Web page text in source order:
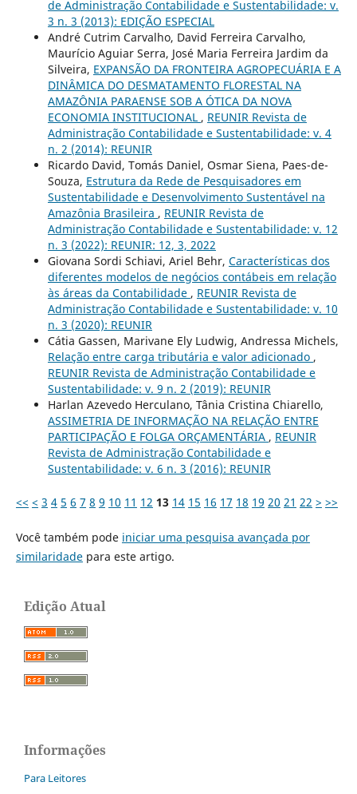
de Administração Contabilidade e Sustentabilidade: v.
3 n. 3 (2013): EDIÇÃO ESPECIAL
André Cutrim Carvalho, David Ferreira Carvalho,
Maurício Aguiar Serra, José Maria Ferreira Jardim da
Silveira, EXPANSÃO DA FRONTEIRA AGROPECUÁRIA E A
DINÂMICA DO DESMATAMENTO FLORESTAL NA
AMAZÔNIA PARAENSE SOB A ÓTICA DA NOVA
ECONOMIA INSTITUCIONAL , REUNIR Revista de
Administração Contabilidade e Sustentabilidade: v. 4
n. 2 (2014): REUNIR
Ricardo David, Tomás Daniel, Osmar Siena, Paes-de-
Souza, Estrutura da Rede de Pesquisadores em
Sustentabilidade e Desenvolvimento Sustentável na
Amazônia Brasileira , REUNIR Revista de
Administração Contabilidade e Sustentabilidade: v. 12
n. 3 (2022): REUNIR: 12, 3, 2022
Giovana Sordi Schiavi, Ariel Behr, Características dos
diferentes modelos de negócios contábeis em relação
às áreas da Contabilidade , REUNIR Revista de
Administração Contabilidade e Sustentabilidade: v. 10
n. 3 (2020): REUNIR
Cátia Gassen, Marivane Ely Ludwig, Andressa Michels,
Relação entre carga tributária e valor adicionado ,
REUNIR Revista de Administração Contabilidade e
Sustentabilidade: v. 9 n. 2 (2019): REUNIR
Harlan Azevedo Herculano, Tânia Cristina Chiarello,
ASSIMETRIA DE INFORMAÇÃO NA RELAÇÃO ENTRE
PARTICIPAÇÃO E FOLGA ORÇAMENTÁRIA , REUNIR
Revista de Administração Contabilidade e
Sustentabilidade: v. 6 n. 3 (2016): REUNIR
<< < 3 4 5 6 7 8 9 10 11 12 13 14 15 16 17 18 19 20 21 22 > >>
Você também pode iniciar uma pesquisa avançada por
similaridadepara este artigo.
Edição Atual
Informações
Para Leitores